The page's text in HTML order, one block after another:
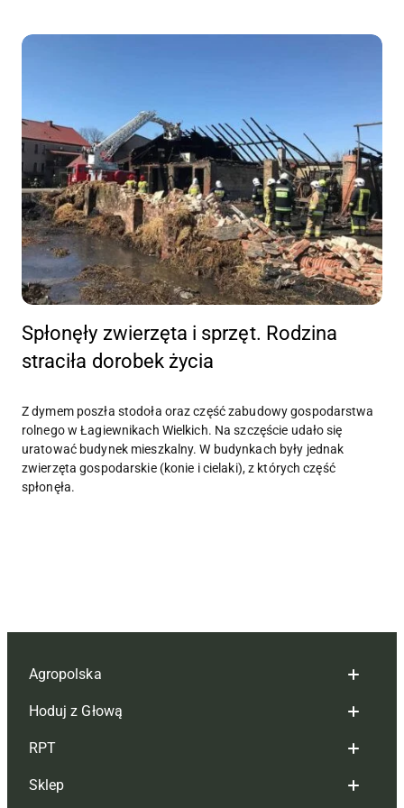
Spłonęły zwierzęta i sprzęt. Rodzina
straciła dorobek życia
Z dymem poszła stodoła oraz część zabudowy gospodarstwa
rolnego w Łagiewnikach Wielkich. Na szczęście udało się
uratować budynek mieszkalny. W budynkach były jednak
zwierzęta gospodarskie (konie i cielaki), z których część
spłonęła.
Agropolska
Redakcja
Reklama
Tagi
Hoduj z Głową
Hoduj z głową bydło
Hoduj z głową świnie
RPT
Redakcja
Sklep